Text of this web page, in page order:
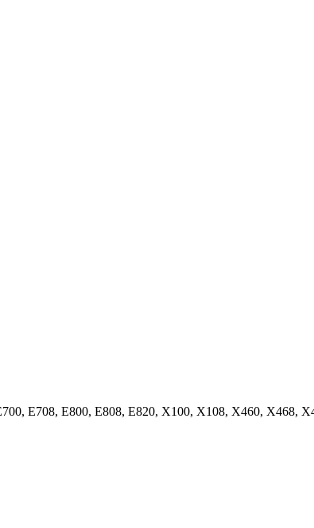
E708, E800, E808, E820, X100, X108, X460, X468,